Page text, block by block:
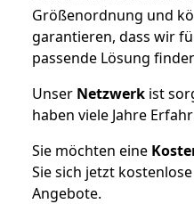
Größenordnung und
garantieren, dass wir
passende Lösung
Unser Netzwerk ist
haben viele Jahre
Sie möchten eine
Sie sich jetzt
Angebote.